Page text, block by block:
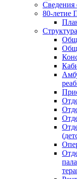
Сведения
80-летие